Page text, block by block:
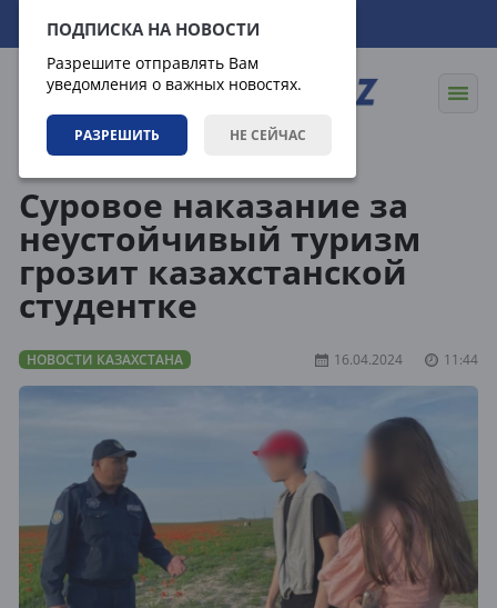
ПОДПИСКА НА НОВОСТИ
Разрешите отправлять Вам
уведомления о важных новостях.
РАЗРЕШИТЬ НЕ СЕЙЧАС
08.08.2026 12:09:25
Суровое наказание за
неустойчивый туризм
грозит казахстанской
студентке
НОВОСТИ КАЗАХСТАНА 16.04.2024 11:44